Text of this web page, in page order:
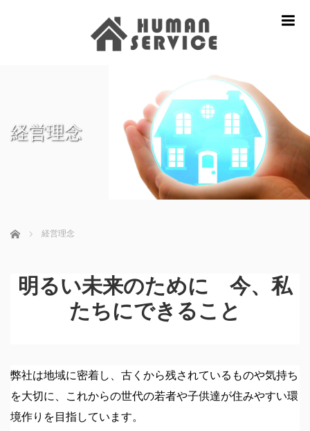
経営理念
ホーム 経営理念
明るい未来のために 今、私
たちにできること
弊社は地域に密着し、古くから残されているものや気持ち
を大切に、これからの世代の若者や子供達が住みやすい環
境作りを目指しています。